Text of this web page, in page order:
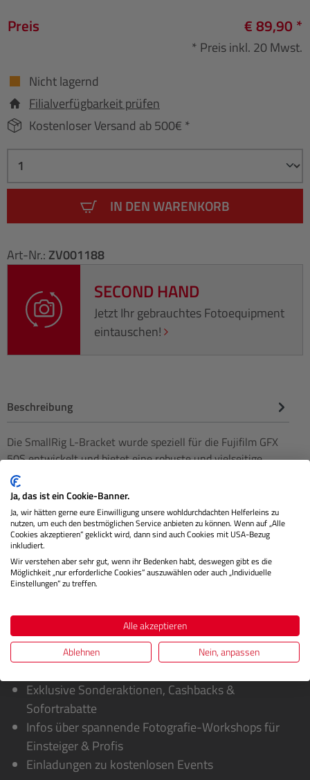
Preis € 89,90 *
* Preis inkl. 20 Mwst.
Nicht lagernd
Filialverfügbarkeit prüfen
Kostenloser Versand ab 500€ *
IN DEN WARENKORB
Art-Nr.: ZV001188
SECOND HAND
Jetzt Ihr gebrauchtes Fotoequipment
eintauschen!
Beschreibung
Die SmallRig L-Bracket wurde speziell für die Fujifilm GFX
50S entwickelt und bietet eine robuste und vielseitige
Montagelös…
Herstellerinformationen
Bewertungen
Sie erhalten von uns:
Exklusive Sonderaktionen, Cashbacks &
Sofortrabatte
Infos über spannende Fotografie-Workshops für
Einsteiger & Profis
Einladungen zu kostenlosen Events
Ja, das ist ein Cookie-Banner.
Ja, wir hätten gerne eure Einwilligung unsere wohldurchdachten Helferleins zu
nutzen, um euch den bestmöglichen Service anbieten zu können. Wenn auf „Alle
Cookies akzeptieren“ geklickt wird, dann sind auch Cookies mit USA-Bezug
inkludiert.
Wir verstehen aber sehr gut, wenn ihr Bedenken habt, deswegen gibt es die
Möglichkeit „nur erforderliche Cookies“ auszuwählen oder auch „Individuelle
Einstellungen“ zu treffen.
Alle akzeptieren
Ablehnen
Nein, anpassen